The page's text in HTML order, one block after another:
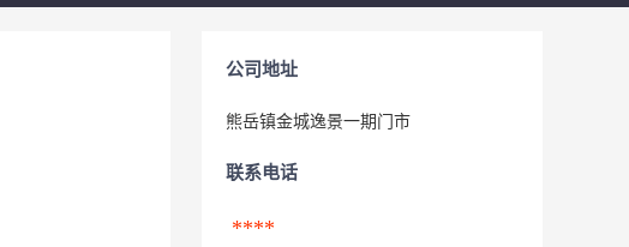
公司地址
熊岳镇金城逸景一期门市
联系电话
****